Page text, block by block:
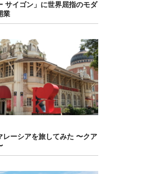
サイゴン」に世界屈指のモダ
業
レーシアを旅してみた 〜クア